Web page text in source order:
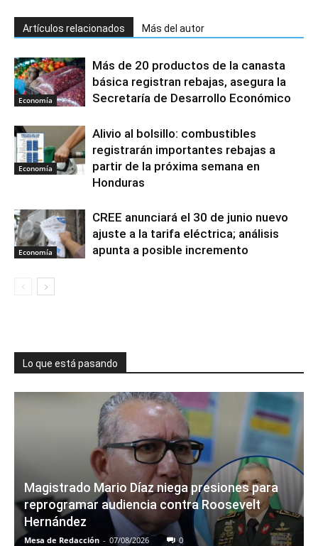
Artículos relacionados Más del autor
Economía
Más de 20 productos de la canasta
básica registran rebajas, asegura la
Secretaría de Desarrollo Económico
Economía
Alivio al bolsillo: combustibles
registrarán importantes rebajas a
partir de la próxima semana en
Honduras
Economía
CREE anunciará el 30 de junio nuevo
ajuste a la tarifa eléctrica; análisis
apunta a posible incremento
Lo que está pasando
Magistrado Mario Díaz niega presiones para
reprogramar audiencia contra Roosevelt
Hernández
Mesa de Redacción - 07/08/2026 0